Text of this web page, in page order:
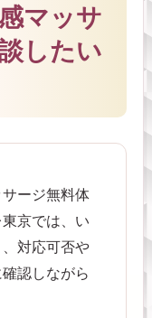
マッサ
したい
ージ無料体
京では、い
対応可否や
認しながら